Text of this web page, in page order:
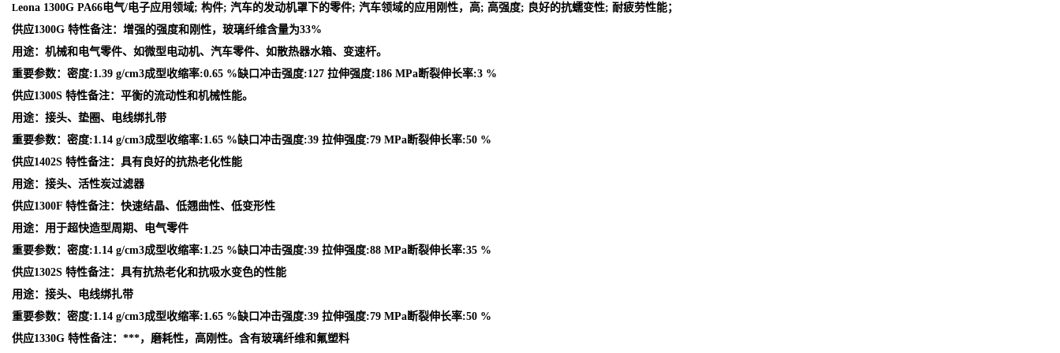
Leona 1300G PA66电气/电子应用领域; 构件; 汽车的发动机罩下的零件; 汽车领域的应用刚性，高; 高强度; 良好的抗蠕变性; 耐疲劳性能；
供应1300G 特性备注：增强的强度和刚性，玻璃纤维含量为33%
用途：机械和电气零件、如微型电动机、汽车零件、如散热器水箱、变速杆。
重要参数：密度:1.39 g/cm3成型收缩率:0.65 %缺口冲击强度:127 拉伸强度:186 MPa断裂伸长率:3 %
供应1300S 特性备注：平衡的流动性和机械性能。
用途：接头、垫圈、电线绑扎带
重要参数：密度:1.14 g/cm3成型收缩率:1.65 %缺口冲击强度:39 拉伸强度:79 MPa断裂伸长率:50 %
供应1402S 特性备注：具有良好的抗热老化性能
用途：接头、活性炭过滤器
供应1300F 特性备注：快速结晶、低翘曲性、低变形性
用途：用于超快造型周期、电气零件
重要参数：密度:1.14 g/cm3成型收缩率:1.25 %缺口冲击强度:39 拉伸强度:88 MPa断裂伸长率:35 %
供应1302S 特性备注：具有抗热老化和抗吸水变色的性能
用途：接头、电线绑扎带
重要参数：密度:1.14 g/cm3成型收缩率:1.65 %缺口冲击强度:39 拉伸强度:79 MPa断裂伸长率:50 %
供应1330G 特性备注：***，磨耗性，高刚性。含有玻璃纤维和氟塑料